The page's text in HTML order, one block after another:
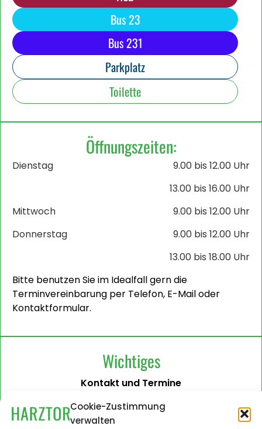
Cookie-Zustimmung
verwalten
Bus 23
Bus 231
Parkplatz
Toilette
Öffnungszeiten:
Dienstag
9.00 bis 12.00 Uhr
13.00 bis 16.00 Uhr
Mittwoch
9.00 bis 12.00 Uhr
Donnerstag
9.00 bis 12.00 Uhr
13.00 bis 18.00 Uhr
Bitte benutzen Sie im Idealfall gern die
Terminvereinbarung per Telefon, E-Mail oder
Kontaktformular.
Wichtiges
Kontakt und Termine
Barrierefreiheit
Impressum